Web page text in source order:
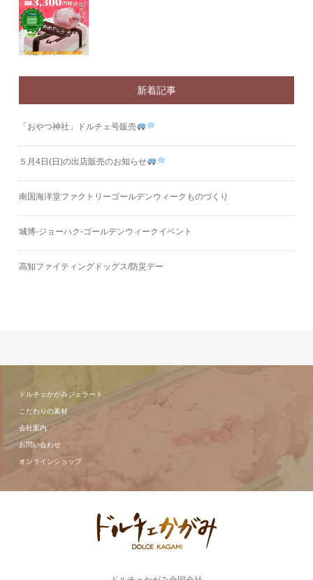
新着記事
「おやつ神社」ドルチェ号販売
５月4日(日)の出店販売のお知らせ
南国海洋堂ファクトリーゴールデンウィークものづくり
城博‐ジョーハク‐ゴールデンウィークイベント
高知ファイティングドッグス/防災デー
ドルチェかがみジェラート
こだわりの素材
会社案内
お問い合わせ
オンラインショップ